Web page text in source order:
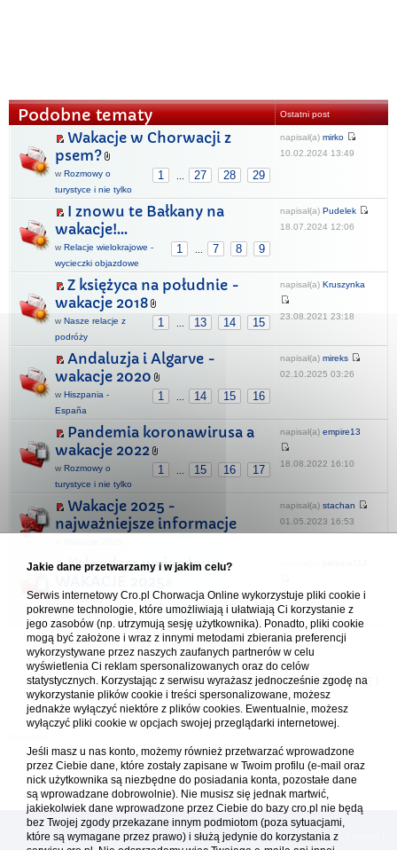
Podobne tematy Ostatni post
Wakacje w Chorwacji z
psem?
1 ... 27 28 29
w Rozmowy o
turystyce i nie tylko
napisał(a) mirko
10.02.2024 13:49
I znowu te Bałkany na
wakacje!...
1 ... 7 8 9
w Relacje wielokrajowe -
wycieczki objazdowe
napisał(a) Pudelek
18.07.2024 12:06
Z księżyca na południe -
wakacje 2018
1 ... 13 14 15
w Nasze relacje z
podróży
napisał(a) Kruszynka
23.08.2021 23:18
Andaluzja i Algarve -
wakacje 2020
1 ... 14 15 16
w Hiszpania -
España
napisał(a) mireks
02.10.2025 03:26
Pandemia koronawirusa a
wakacje 2022
1 ... 15 16 17
w Rozmowy o
turystyce i nie tylko
napisał(a) empire13
18.08.2022 16:10
Wakacje 2025 -
najważniejsze informacje
napisał(a) stachan
01.05.2023 16:53
Kalendarz wyjazdowy -
1 ... 11 12 13
wRozmowy o
turystyce i nie tylko
19.01.2026 10:50
Forum Chorwacja Online - Cro.pl
Usuń ciasteczka• Strefa czasowa: UTC + 1 (Polska - czas zimowy) [ DST
[reklama ] [
Jakie dane przetwarzamy i w jakim celu?
Serwis internetowy Cro.pl Chorwacja Online wykorzystuje pliki cookie i
pokrewne technologie, które umożliwiają i ułatwiają Ci korzystanie z
jego zasobów (np. utrzymują sesję użytkownika). Ponadto, pliki cookie
mogą być założone i wraz z innymi metodami zbierania preferencji
wykorzystywane przez naszych zaufanych partnerów w celu
wyświetlenia Ci reklam spersonalizowanych oraz do celów
statystycznych. Korzystając z serwisu wyrażasz jednocześnie zgodę na
wykorzystanie plików cookie i treści spersonalizowane, możesz
jednakże wyłączyć niektóre z plików cookies. Ewentualnie, możesz
wyłączyć pliki cookie w opcjach swojej przeglądarki internetowej.
Jeśli masz u nas konto, możemy również przetwarzać wprowadzone
przez Ciebie dane, które zostały zapisane w Twoim profilu (e-mail oraz
nick użytkownika są niezbędne do posiadania konta, pozostałe dane
są wprowadzane dobrowolnie). Nie musisz się jednak martwić,
jakiekolwiek dane wprowadzone przez Ciebie do bazy cro.pl nie będą
bez Twojej zgody przekazane innym podmiotom (poza sytuacjami,
które są wymagane przez prawo) i służą jedynie do korzystania z